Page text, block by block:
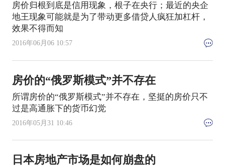
房价归根到底是信用现象，根子在央行；最近的央企
地王现象可能就是为了带动更多借贷人疯狂加杠杆，
效果不得而知
2016年06月06 10:57
房价的“俄罗斯模式”并不存在
所谓房价的“俄罗斯模式”并不存在，坚挺的房价只不
过是高通胀下的货币幻觉
2016年05月31 10:46
日本房地产市场是如何崩盘的